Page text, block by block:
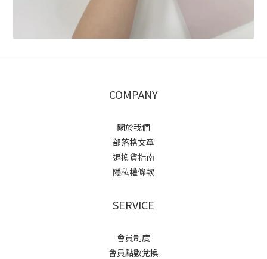
COMPANY
關於我們
部落格文章
退換貨指南
隱私權條款
SERVICE
會員制度
會員點數兌換